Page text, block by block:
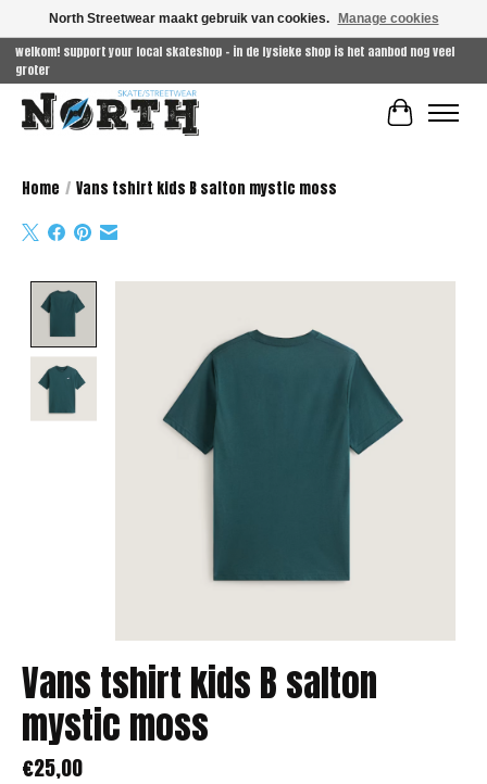
welkom! support your local skateshop - in de fysieke shop is het aanbod nog veel
groter
Home / Vans tshirt kids B salton mystic moss
Vans tshirt kids B salton
mystic moss
€25,00
North Streetwear maakt gebruik van cookies. Manage cookies